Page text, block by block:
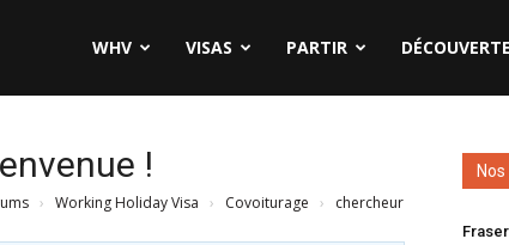
WHV VISAS PARTIR DÉCOUVERTE
!
› Working Holiday Visa › Covoiturage ›
chercheur